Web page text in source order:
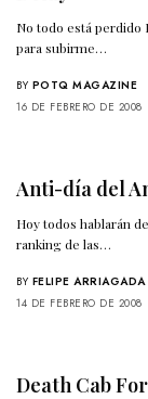
No todo está perdido
para subirme…
BY POTQ MAGAZINE
16 DE FEBRERO DE 2008
Anti-día del
Hoy todos hablarán
ranking de las…
BY FELIPE ARRIAGADA
14 DE FEBRERO DE 2008
Death Cab